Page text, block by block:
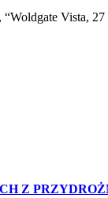
Vista,
Z